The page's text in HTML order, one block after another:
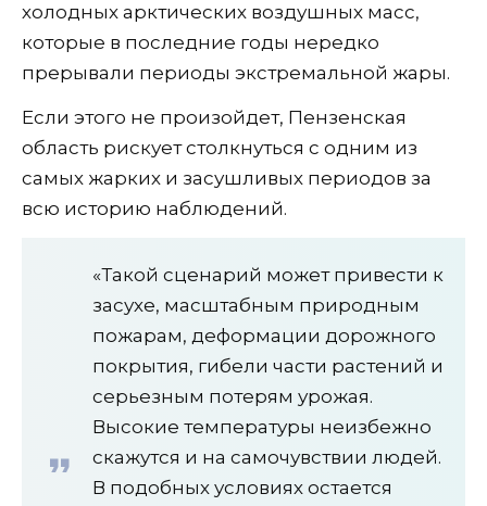
холодных арктических воздушных масс,
которые в последние годы нередко
прерывали периоды экстремальной жары.
Если этого не произойдет, Пензенская
область рискует столкнуться с одним из
самых жарких и засушливых периодов за
всю историю наблюдений.
«Такой сценарий может привести к
засухе, масштабным природным
пожарам, деформации дорожного
покрытия, гибели части растений и
серьезным потерям урожая.
Высокие температуры неизбежно
скажутся и на самочувствии людей.
В подобных условиях остается